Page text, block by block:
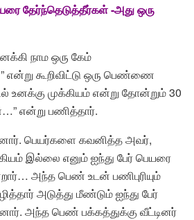
தேர்ந்தெடுத்தீர்கள் -அது ஒரு
நாம ஒரு கேம்
கூறிவிட்டு ஒரு பெண்ணை
உனக்கு முக்கியம் என்று தோன்றும் 30
என்று பணித்தார்.
பெயர்களை கவனித்த அவர்,
இல்லை எனும் ஐந்து பேர் பெயரை
அந்த பெண் உடன் பணிபுரியும்
அடுத்து மீண்டும் ஐந்து பேர்
அந்த பெண் பக்கத்துக்கு வீட்டினர்